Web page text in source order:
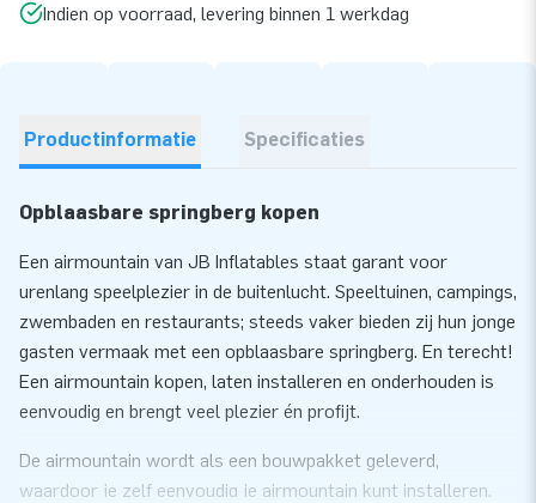
Indien op voorraad, levering binnen 1 werkdag
Productinformatie Specificaties
Opblaasbare springberg kopen
Een airmountain van JB Inflatables staat garant voor
urenlang speelplezier in de buitenlucht. Speeltuinen, campings,
zwembaden en restaurants; steeds vaker bieden zij hun jonge
gasten vermaak met een opblaasbare springberg. En terecht!
Een airmountain kopen, laten installeren en onderhouden is
eenvoudig en brengt veel plezier én profijt.
De airmountain wordt als een bouwpakket geleverd,
waardoor je zelf eenvoudig je airmountain kunt installeren.